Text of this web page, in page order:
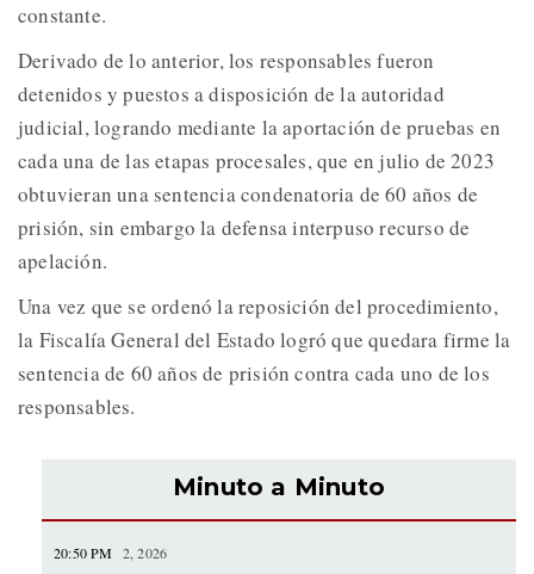
constante.
Derivado de lo anterior, los responsables fueron
detenidos y puestos a disposición de la autoridad
judicial, logrando mediante la aportación de pruebas en
cada una de las etapas procesales, que en julio de 2023
obtuvieran una sentencia condenatoria de 60 años de
prisión, sin embargo la defensa interpuso recurso de
apelación.
Una vez que se ordenó la reposición del procedimiento,
la Fiscalía General del Estado logró que quedara firme la
sentencia de 60 años de prisión contra cada uno de los
responsables.
Minuto a Minuto
20:50 PM 2, 2026